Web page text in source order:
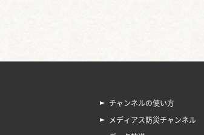
チャンネルの使い方
メディアス防災チャンネル